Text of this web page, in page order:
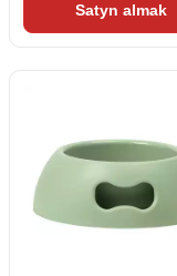
Satyn almak